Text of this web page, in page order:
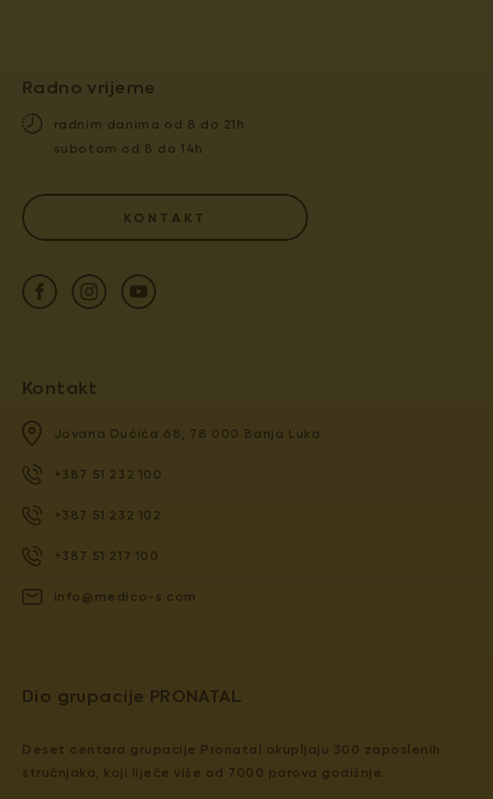
Dio grupacije PRONATAL
Deset centara grupacije Pronatal okupljaju 300 zaposlenih
stručnjaka, koji liječe više od 7000 parova godišnje.
Kontakt
Jovana Dučića 68, 78 000 Banja Luka
+387 51 232 100
+387 51 232 102
+387 51 217 100
info@medico-s.com
Radno vrijeme
radnim danima od 8 do 21h
subotom od 8 do 14h
KONTAKT